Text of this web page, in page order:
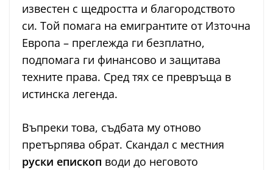
известен с щедростта и благородството
си. Той помага на емигрантите от Източна
Европа – преглежда ги безплатно,
подпомага ги финансово и защитава
техните права. Сред тях се превръща в
истинска легенда.
Въпреки това, съдбата му отново
претърпява обрат. Скандал с местния
руски епископ води до неговото